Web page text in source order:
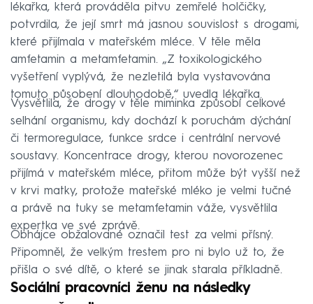
lékařka, která prováděla pitvu zemřelé holčičky,
potvrdila, že její smrt má jasnou souvislost s drogami,
které přijímala v mateřském mléce. V těle měla
amfetamin a metamfetamin. „Z toxikologického
vyšetření vyplývá, že nezletilá byla vystavována
tomuto působení dlouhodobě,“ uvedla lékařka.
Vysvětlila, že drogy v těle miminka způsobí celkové
selhání organismu, kdy dochází k poruchám dýchání
či termoregulace, funkce srdce i centrální nervové
soustavy. Koncentrace drogy, kterou novorozenec
přijímá v mateřském mléce, přitom může být vyšší než
v krvi matky, protože mateřské mléko je velmi tučné
a právě na tuky se metamfetamin váže, vysvětlila
expertka ve své zprávě.
Obhájce obžalované označil test za velmi přísný.
Připomněl, že velkým trestem pro ni bylo už to, že
přišla o své dítě, o které se jinak starala příkladně.
Sociální pracovníci ženu na následky